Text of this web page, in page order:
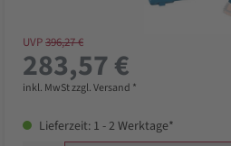
UVP396,27 €
283,57 €
inkl. MwSt zzgl. Versand *
Lieferzeit: 1 - 2 Werktage*